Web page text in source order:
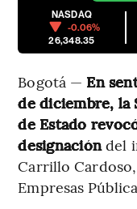
NASDAQ
-0.06%
26,348.35
Bogotá — En
de diciembre, la
de Estado
designacióndel
Carrillo
Empresas